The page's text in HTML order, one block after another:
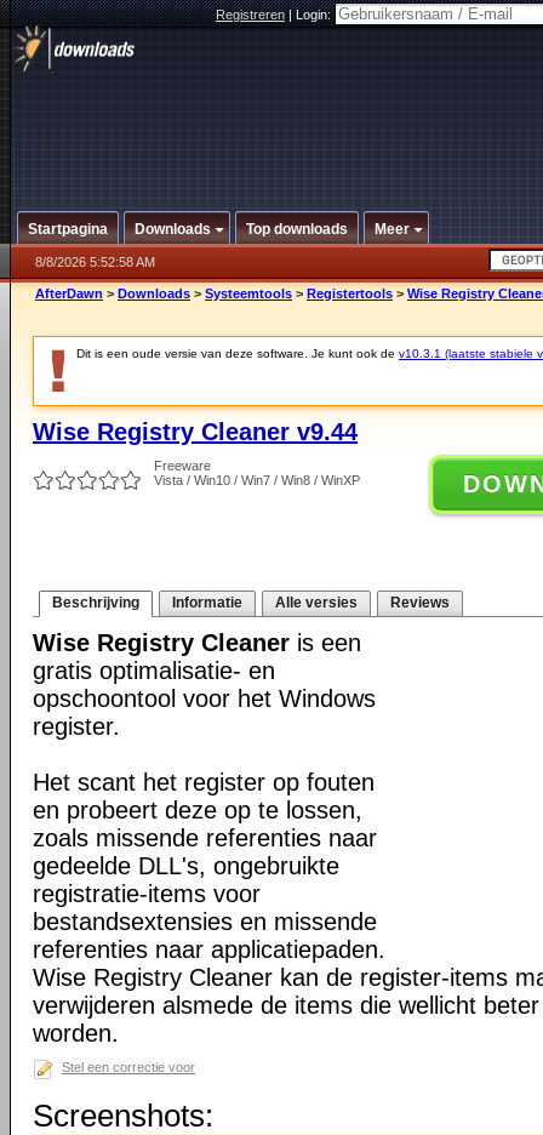
Registreren|Login:
Startpagina Downloads Top downloads Meer
8/8/2026 5:52:58 AM
AfterDawn > Downloads > Systeemtools > Registertools > Wise Registry
Dit is een oude versie van deze software. Je kunt ook de v10.3.1 (laatste stabiele
Wise Registry Cleaner v9.44
Freeware
Vista / Win10 / Win7 / Win8 / WinXP
Beschrijving Informatie Alle versies Reviews
Wise Registry Cleaner is een
gratis optimalisatie- en
opschoontool voor het Windows
register.
Het scant het register op fouten
en probeert deze op te lossen,
zoals missende referenties naar
gedeelde DLL's, ongebruikte
registratie-items voor
bestandsextensies en missende
referenties naar applicatiepaden.
Wise Registry Cleaner kan de register-items
verwijderen alsmede de items die wellicht
worden.
Stel een correctie voor
Screenshots: